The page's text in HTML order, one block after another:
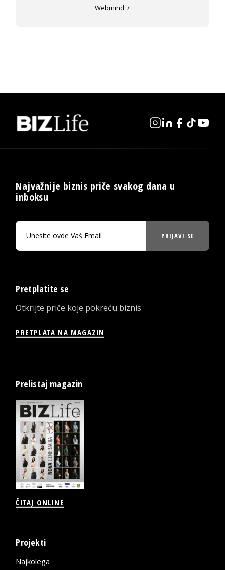
Webmind
Najvažnije biznis priče svakog dana u
inboksu
PRIJAVI SE
Pretplatite se
Otkrijte priče koje pokreću biznis
PRETPLATA NA MAGAZIN
Prelistaj magazin
ČITAJ ONLINE
Projekti
Najkolega